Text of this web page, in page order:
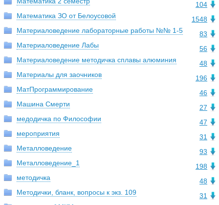
104
1548
Математика ЗО от Белоусовой
83
Материаловедение лабораторные работы №№ 1-5
56
Материаловедение Лабы
48
Материаловедение методичка сплавы алюминия
196
Материалы для заочников
46
МатПрограммирование
27
Машина Смерти
47
медодичка по Философии
31
мероприятия
93
Металловедение
198
Металловедение_1
48
методичка
31
Методички, бланк, вопросы к экз. 109